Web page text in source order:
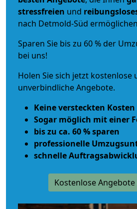
stressfreien und
nach Detmold-Süd
Sparen Sie bis zu 60 % der
bei uns!
Holen Sie sich jetzt kostenlose
unverbindliche Angebote.
Keine versteckten Kosten
Sogar möglich mit einer
bis zu ca. 60 % sparen
professionelle
schnelle
Kostenlose